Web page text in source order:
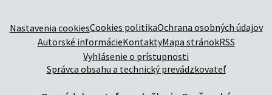
Nastavenia cookiesCookies politikaOchrana osobných údajov
Autorské informácieKontaktyMapa stránokRSS
Vyhlásenie o prístupnosti
Správca obsahu a technický prevádzkovateľ